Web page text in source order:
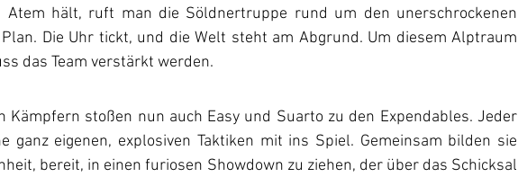
Atem hält, ruft man die Söldnertruppe rund um den unerschrockenen
Die Uhr tickt, und die Welt steht am Abgrund. Um diesem Alptraum
das Team verstärkt werden.
Kämpfern stoßen nun auch Easy und Suarto zu den Expendables. Jeder
ganz eigenen, explosiven Taktiken mit ins Spiel. Gemeinsam bilden sie
bereit, in einen furiosen Showdown zu ziehen, der über das Schicksal